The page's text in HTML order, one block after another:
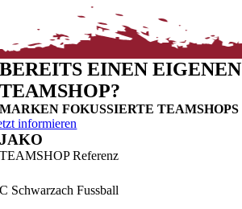
BEREITS EINEN EIGENEN
TEAMSHOP?
MARKEN FOKUSSIERTE TEAMSHOPS
informieren
JAKO
TEAMSHOP Referenz
Schwarzach Fussball